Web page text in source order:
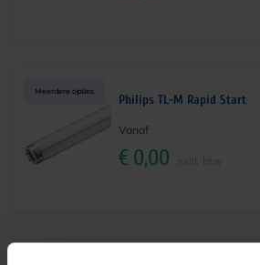
Meerdere opties
Philips TL-M Rapid Start
Vanaf
€ 0,00